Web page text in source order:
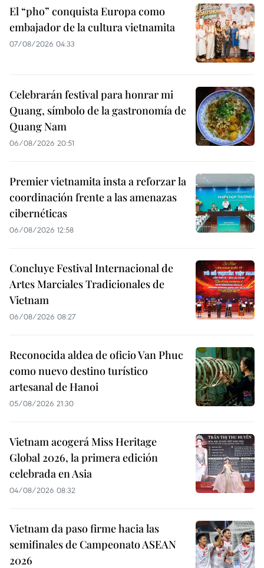
El “pho” conquista Europa como
embajador de la cultura vietnamita
07/08/2026 04:33
Celebrarán festival para honrar mi
Quang, símbolo de la gastronomía de
Quang Nam
06/08/2026 20:51
Premier vietnamita insta a reforzar la
coordinación frente a las amenazas
cibernéticas
06/08/2026 12:58
Concluye Festival Internacional de
Artes Marciales Tradicionales de
Vietnam
06/08/2026 08:27
Reconocida aldea de oficio Van Phuc
como nuevo destino turístico
artesanal de Hanoi
05/08/2026 21:30
Vietnam acogerá Miss Heritage
Global 2026, la primera edición
celebrada en Asia
04/08/2026 08:32
Vietnam da paso firme hacia las
semifinales de Campeonato ASEAN
2026